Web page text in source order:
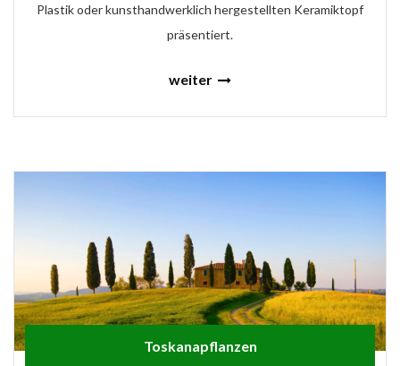
Plastik oder kunsthandwerklich hergestellten Keramiktopf
präsentiert.
weiter
Toskanapflanzen